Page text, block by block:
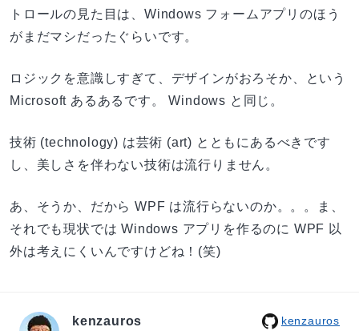
トロールの見た目は、Windows フォームアプリのほう
がまだマシだったぐらいです。
ロジックを意識しすぎて、デザインがおろそか、という
Microsoft あるあるです。 Windows と同じ。
技術 (technology) は芸術 (art) とともにあるべきです
し、美しさを伴わない技術は流行りません。
あ、そうか、だから WPF は流行らないのか。。。ま、
それでも現状では Windows アプリを作るのに WPF 以
外は考えにくいんですけどね！(笑)
kenzauros kenzauros